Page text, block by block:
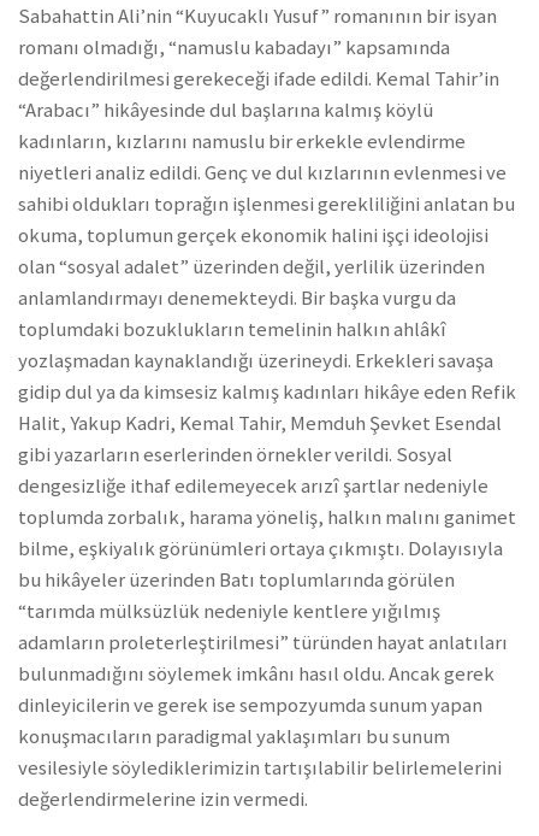
Sabahattin Ali’nin “Kuyucaklı Yusuf” romanının bir isyan
romanı olmadığı, “namuslu kabadayı” kapsamında
değerlendirilmesi gerekeceği ifade edildi. Kemal Tahir’in
“Arabacı” hikâyesinde dul başlarına kalmış köylü
kadınların, kızlarını namuslu bir erkekle evlendirme
niyetleri analiz edildi. Genç ve dul kızlarının evlenmesi ve
sahibi oldukları toprağın işlenmesi gerekliliğini anlatan bu
okuma, toplumun gerçek ekonomik halini işçi ideolojisi
olan “sosyal adalet” üzerinden değil, yerlilik üzerinden
anlamlandırmayı denemekteydi. Bir başka vurgu da
toplumdaki bozuklukların temelinin halkın ahlâkî
yozlaşmadan kaynaklandığı üzerineydi. Erkekleri savaşa
gidip dul ya da kimsesiz kalmış kadınları hikâye eden Refik
Halit, Yakup Kadri, Kemal Tahir, Memduh Şevket Esendal
gibi yazarların eserlerinden örnekler verildi. Sosyal
dengesizliğe ithaf edilemeyecek arızî şartlar nedeniyle
toplumda zorbalık, harama yöneliş, halkın malını ganimet
bilme, eşkiyalık görünümleri ortaya çıkmıştı. Dolayısıyla
bu hikâyeler üzerinden Batı toplumlarında görülen
“tarımda mülksüzlük nedeniyle kentlere yığılmış
adamların proleterleştirilmesi” türünden hayat anlatıları
bulunmadığını söylemek imkânı hasıl oldu. Ancak gerek
dinleyicilerin ve gerek ise sempozyumda sunum yapan
konuşmacıların paradigmal yaklaşımları bu sunum
vesilesiyle söylediklerimizin tartışılabilir belirlemelerini
değerlendirmelerine izin vermedi.